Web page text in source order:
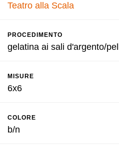
Teatro alla Scala
PROCEDIMENTO
gelatina ai sali d'argento/
MISURE
6x6
COLORE
b/n